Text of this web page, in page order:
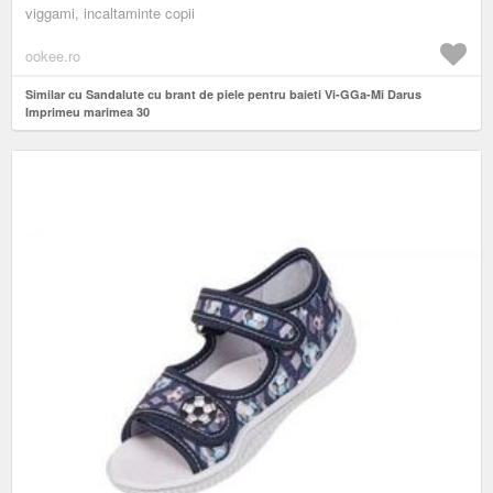
viggami, incaltaminte copii
ookee.ro
Similar cu Sandalute cu brant de piele pentru baieti Vi-GGa-Mi Darus
Imprimeu marimea 30